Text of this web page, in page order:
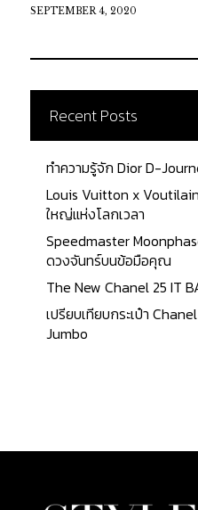
SEPTEMBER 4, 2020
Recent Posts
ทำความรู้จัก Dior D-
Louis Vuitton x
ใหญ่แห่งโลกเวลา
Speedmaster
ดวงจันทร์บนข้อมือคุณ
The New Chanel 25 IT
เปรียบเทียบกระเป๋า
Jumbo